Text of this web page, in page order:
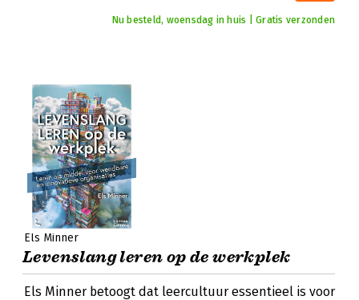
Nu besteld, woensdag in huis | Gratis verzonden
Els Minner
Levenslang leren op de werkplek
Els Minner betoogt dat leercultuur essentieel is voor